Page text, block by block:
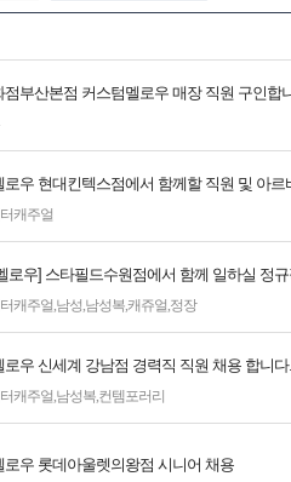
점부산본점 커스텀멜로우 매장 직원 구인합
로우 현대킨텍스점에서 함께할 직원 및 아르
캐주얼
로우] 스타필드수원점에서 함께 일하실 정
캐주얼,남성,남성복,캐쥬얼,정장
로우 신세계 강남점 경력직 직원 채용 합니다.
캐주얼,남성복,컨템포러리
로우 롯데아울렛의왕점 시니어 채용